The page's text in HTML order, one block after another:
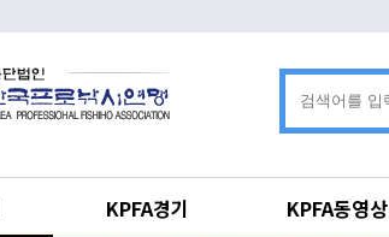
KPFA경기 KPFA동영상